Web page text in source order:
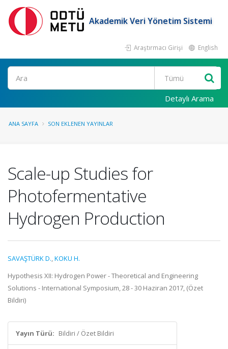
Akademik Veri Yönetim Sistemi
Araştırmacı Girişi English
Ara
Detaylı Arama
ANA SAYFA SON EKLENEN YAYINLAR
Scale-up Studies for
Photofermentative
Hydrogen Production
SAVAŞTÜRK D.,KOKU H.
Hypothesis XII: Hydrogen Power - Theoretical and Engineering
Solutions - International Symposium, 28 - 30 Haziran 2017, (Özet
Bildiri)
Yayın Türü: Bildiri / Özet Bildiri